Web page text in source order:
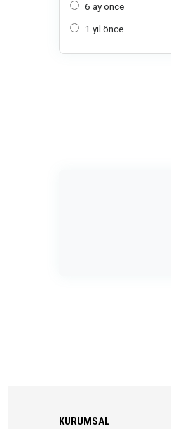
6 ay önce
1 yıl önce
KURUMSAL